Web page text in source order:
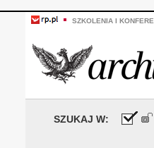
SZKOLENIA I
SZUKAJ W: